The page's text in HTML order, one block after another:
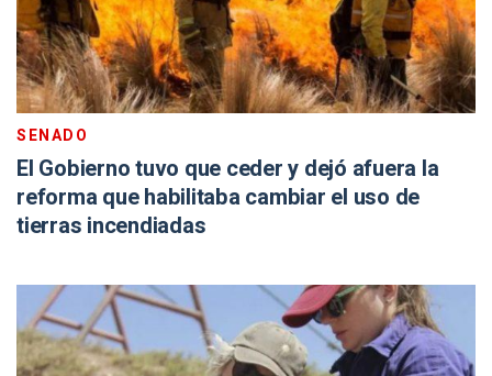
SENADO
El Gobierno tuvo que ceder y dejó afuera la
reforma que habilitaba cambiar el uso de
tierras incendiadas